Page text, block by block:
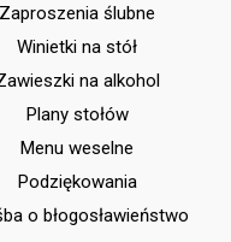
Zaproszenia ślubne
Winietki na stół
na alkohol
Plany stołów
Menu weselne
Podziękowania
o błogosławieństwo